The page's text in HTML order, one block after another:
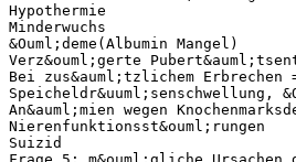
Hypothermie
Minderwuchs
&Ouml;deme(Albumin Mangel)
Verz&ouml;gerte
Bei zus&auml;tzlichem Erbrechen
Speicheldr&uuml;senschwellung,
An&auml;mien wegen
Nierenfunktionsst&ouml;rungen
Suizid